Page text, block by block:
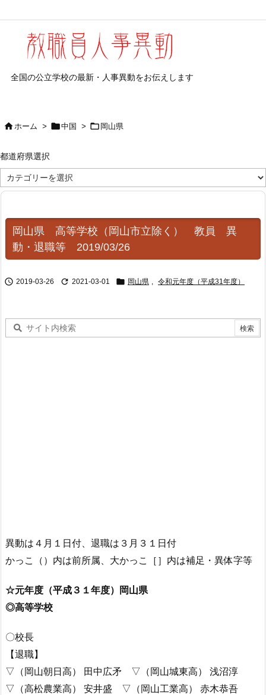
全国の公立学校の最新・人事異動をお伝えします
ホーム > 中国 >  岡山県
都道府県選択
道
府
選
岡山県 高等学校（岡山市立除く） 教員 異
動・退職等 2019/03/26
 2019-03-26  2021-03-01  岡山県 , 令和元年度（平成31年度）
異動は４月１日付、退職は３月３１日付
かっこ（）内は前所属、大かっこ［］内は補足・異体字等
☆元年度（平成３１年度）岡山県
◎高等学校
〇校長
【退職】
▽（岡山朝日高） 田中広矛 ▽（岡山城東高） 浅沼淳
▽（高松農業高） 安井盛 ▽（岡山工業高） 赤木恭吾